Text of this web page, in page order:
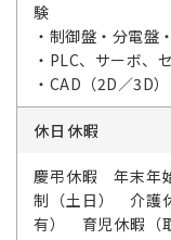
験
・制御盤・分電盤
・PLC、サーボ、
・CAD（2D／3D
休日休暇
慶弔休暇 年末年
制（土日） 介護
有） 育児休暇（